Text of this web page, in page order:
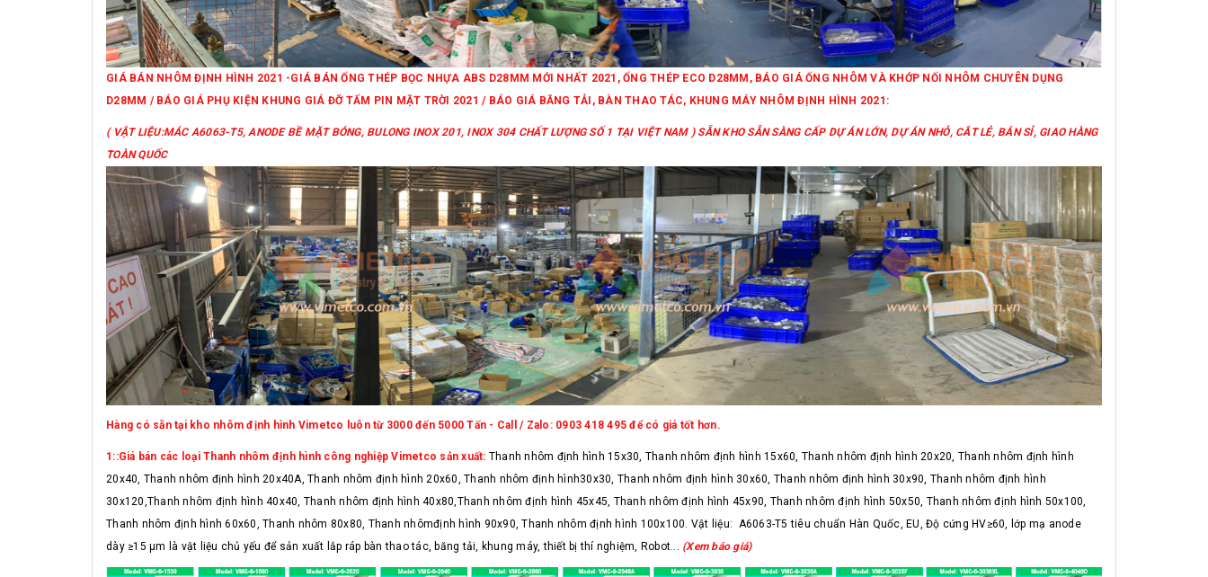
GIÁ BÁN NHÔM ĐỊNH HÌNH 2021 -GIÁ BÁN ỐNG THÉP BỌC NHỰA ABS D28MM MỚI NHẤT 2021, ỐNG THÉP ECO D28MM, BÁO GIÁ ỐNG NHÔM VÀ KHỚP NỐI NHÔM CHUYÊN DỤNG
D28MM / BÁO GIÁ PHỤ KIỆN KHUNG GIÁ ĐỠ TẤM PIN MẶT TRỜI 2021 / BÁO GIÁ BĂNG TẢI, BÀN THAO TÁC, KHUNG MÁY NHÔM ĐỊNH HÌNH 2021:
( VẬT LIỆU:MÁC A6063-T5, ANODE BỀ MẶT BÓNG, BULONG INOX 201, INOX 304 CHẤT LƯỢNG SỐ 1 TẠI VIỆT NAM ) SẴN KHO SẴN SÀNG CẤP DỰ ÁN LỚN, DỰ ÁN NHỎ, CẮT LẺ, BÁN SỈ, GIAO HÀNG
TOÀN QUỐC
Hàng có sẵn tại kho nhôm định hình Vimetco luôn từ 3000 đến 5000 Tấn - Call / Zalo: 0903 418 495 để có giá tốt hơn.
1::Giá bán các loại Thanh nhôm định hình công nghiệp Vimetco sản xuất: Thanh nhôm định hình 15x30, Thanh nhôm định hình 15x60, Thanh nhôm định hình 20x20, Thanh nhôm định hình
20x40, Thanh nhôm định hình 20x40A, Thanh nhôm định hình 20x60, Thanh nhôm định hình30x30, Thanh nhôm định hình 30x60, Thanh nhôm định hình 30x90, Thanh nhôm định hình
30x120,Thanh nhôm định hình 40x40, Thanh nhôm định hình 40x80,Thanh nhôm định hình 45x45, Thanh nhôm định hình 45x90, Thanh nhôm định hình 50x50, Thanh nhôm định hình 50x100,
Thanh nhôm định hình 60x60, Thanh nhôm 80x80, Thanh nhômđịnh hình 90x90, Thanh nhôm định hình 100x100. Vật liệu: A6063-T5 tiêu chuẩn Hàn Quốc, EU, Độ cứng HV≥60, lớp mạ anode
dày ≥15 μm là vật liệu chủ yếu để sản xuất lắp ráp bàn thao tác, băng tải, khung máy, thiết bị thí nghiệm, Robot... (Xem báo giá)